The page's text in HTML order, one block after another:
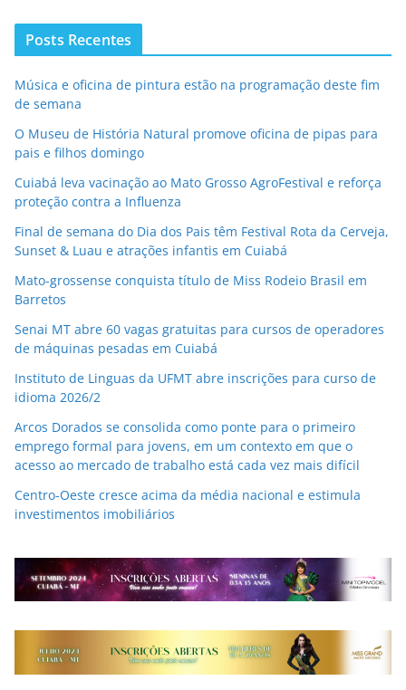
Posts Recentes
Música e oficina de pintura estão na programação deste fim
de semana
O Museu de História Natural promove oficina de pipas para
pais e filhos domingo
Cuiabá leva vacinação ao Mato Grosso AgroFestival e reforça
proteção contra a Influenza
Final de semana do Dia dos Pais têm Festival Rota da Cerveja,
Sunset & Luau e atrações infantis em Cuiabá
Mato-grossense conquista título de Miss Rodeio Brasil em
Barretos
Senai MT abre 60 vagas gratuitas para cursos de operadores
de máquinas pesadas em Cuiabá
Instituto de Linguas da UFMT abre inscrições para curso de
idioma 2026/2
Arcos Dorados se consolida como ponte para o primeiro
emprego formal para jovens, em um contexto em que o
acesso ao mercado de trabalho está cada vez mais difícil
Centro-Oeste cresce acima da média nacional e estimula
investimentos imobiliários